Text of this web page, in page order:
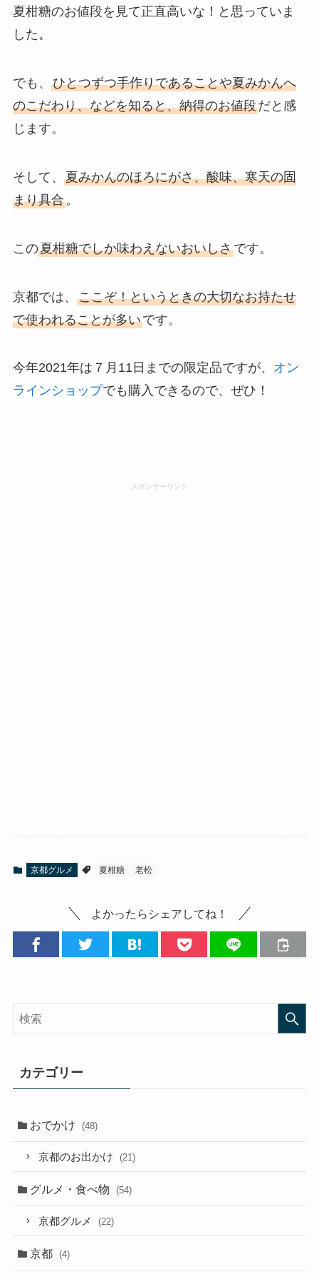
夏柑糖のお値段を見て正直高いな！と思っていま
した。
でも、 ひとつずつ手作りであることや夏みかんへ
のこだわり、などを知ると、納得のお値段だと感
じます。
そして、 夏みかんのほろにがさ、酸味、寒天の固
まり具合。
この夏柑糖でしか味わえないおいしさです。
京都では、 ここぞ！というときの大切なお持たせ
で使われることが多いです。
今年2021年は７月11日までの限定品ですが、 オン
ラインショップでも購入できるので、ぜひ！
スポンサーリンク
京都グルメ 夏柑糖 老松
よかったらシェアしてね！
カテゴリー
おでかけ (48)
京都のお出かけ (21)
グルメ・食べ物 (54)
京都グルメ (22)
京都 (4)